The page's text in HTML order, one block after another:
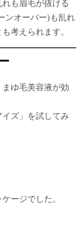
も眉毛が抜ける
ンオーバー)も乱れ
考えられます。
ゆ毛美容液が効
ズ」を試してみ
ージでした。